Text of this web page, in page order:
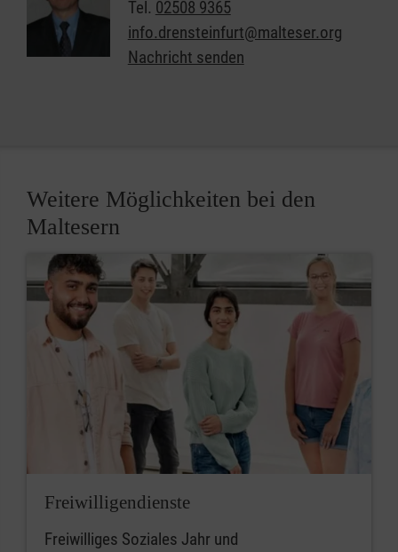
Tel. 02508 9365
info.drensteinfurt@malteser.org
Nachricht senden
Weitere Möglichkeiten bei den
Maltesern
Freiwilligendienste
Freiwilliges Soziales Jahr und